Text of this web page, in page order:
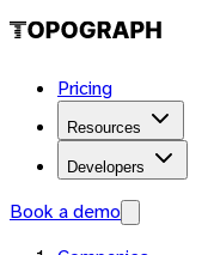
Pricing
Resources
Developers
Book a demo